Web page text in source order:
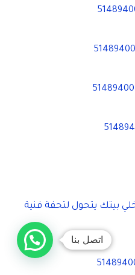
بيتك يتحول لتحفة فنية
اتصل بنا